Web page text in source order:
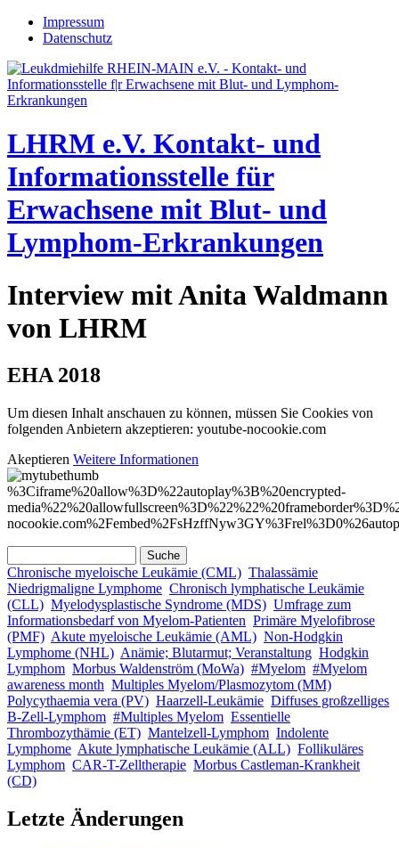
Jump to navigation
Impressum
Datenschutz
LHRM e.V. Kontakt- und
Informationsstelle für
Erwachsene mit Blut- und
Lymphom-Erkrankungen
Interview mit Anita Waldmann
von LHRM
EHA 2018
Um diesen Inhalt anschauen zu können, müssen Sie Cookies von
folgenden Anbietern akzeptieren: youtube-nocookie.com
Akeptieren Weitere Informationen
%3Ciframe%20allow%3D%22autoplay%3B%20encrypted-
Suchformular
Chronische myeloische Leukämie (CML) Thalassämie
Niedrigmaligne Lymphome Chronisch lymphatische Leukämie
(CLL) Myelodysplastische Syndrome (MDS) Umfrage zum
Informationsbedarf von Myelom-Patienten Primäre Myelofibrose
(PMF) Akute myeloische Leukämie (AML) Non-Hodgkin
Lymphome (NHL) Anämie; Blutarmut; Veranstaltung Hodgkin
Lymphom Morbus Waldenström (MoWa) #Myelom #Myelom
awareness month Multiples Myelom/Plasmozytom (MM)
Polycythaemia vera (PV) Haarzell-Leukämie Diffuses großzelliges
B-Zell-Lymphom #Multiples Myelom Essentielle
Thrombozythämie (ET) Mantelzell-Lymphom Indolente
Lymphome Akute lymphatische Leukämie (ALL) Follikuläres
Lymphom CAR-T-Zelltherapie Morbus Castleman-Krankheit
(CD)
Letzte Änderungen